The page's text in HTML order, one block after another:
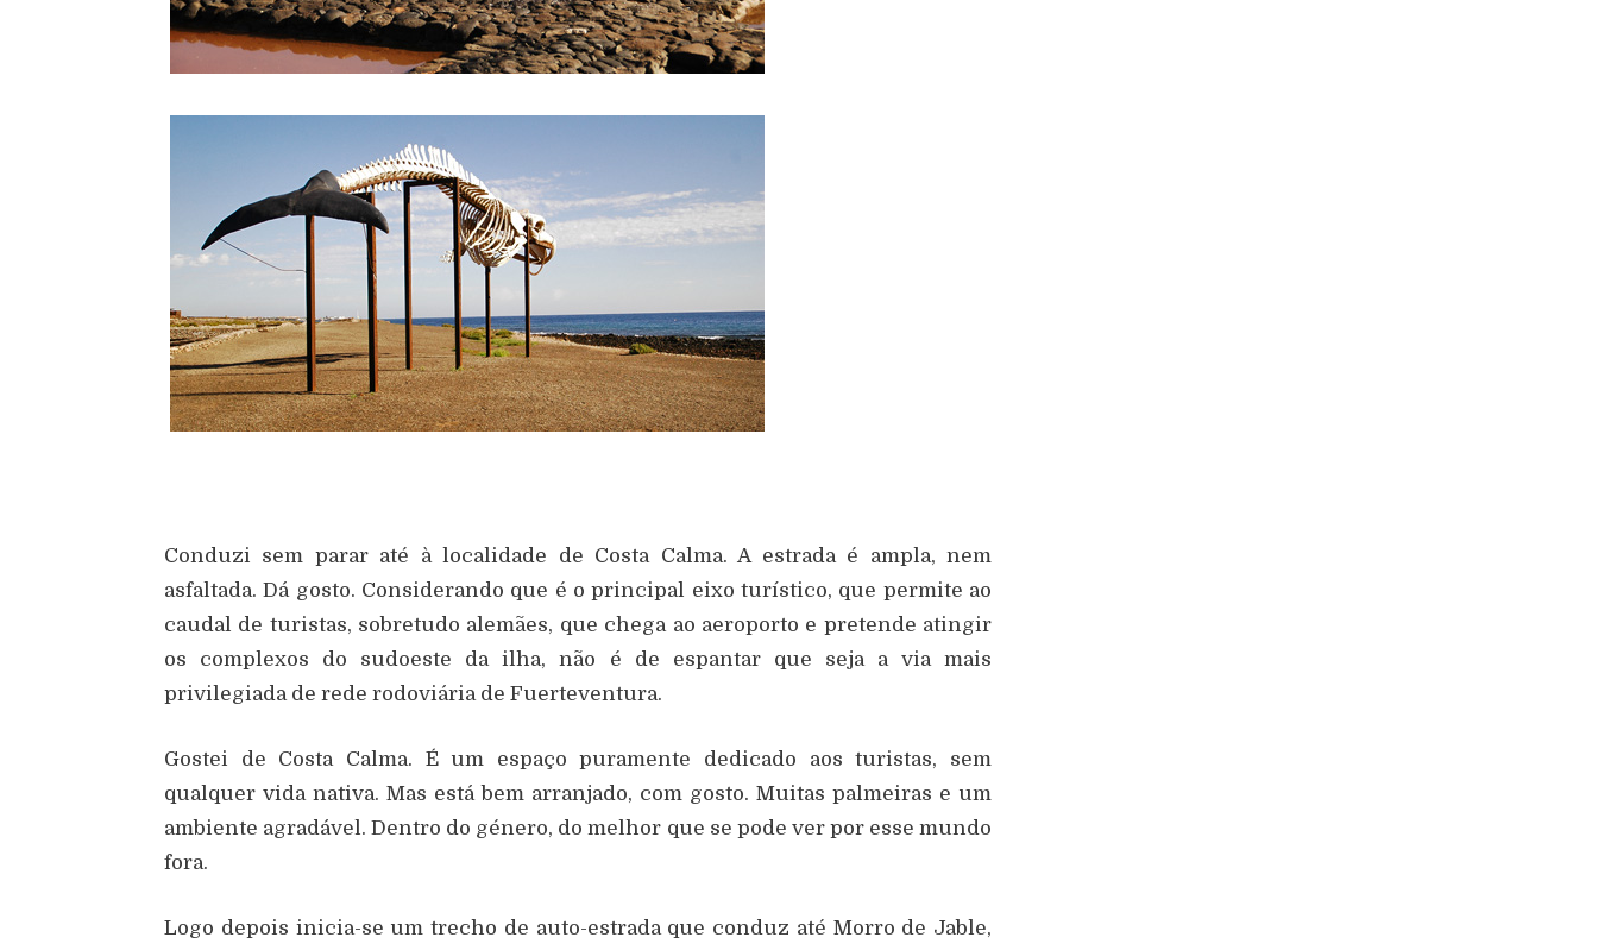
Conduzi sem parar até à localidade de Costa Calma. A estrada é ampla, nem
asfaltada. Dá gosto. Considerando que é o principal eixo turístico, que permite ao
caudal de turistas, sobretudo alemães, que chega ao aeroporto e pretende atingir
os complexos do sudoeste da ilha, não é de espantar que seja a via mais
privilegiada de rede rodoviária de Fuerteventura.
Gostei de Costa Calma. É um espaço puramente dedicado aos turistas, sem
qualquer vida nativa. Mas está bem arranjado, com gosto. Muitas palmeiras e um
ambiente agradável. Dentro do género, do melhor que se pode ver por esse mundo
fora.
Logo depois inicia-se um trecho de auto-estrada que conduz até Morro de Jable,